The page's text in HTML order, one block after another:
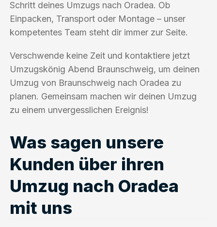
Schritt deines Umzugs nach Oradea. Ob
Einpacken, Transport oder Montage – unser
kompetentes Team steht dir immer zur Seite.
Verschwende keine Zeit und kontaktiere jetzt
Umzugskönig Abend Braunschweig, um deinen
Umzug von Braunschweig nach Oradea zu
planen. Gemeinsam machen wir deinen Umzug
zu einem unvergesslichen Ereignis!
Was sagen unsere
Kunden über ihren
Umzug nach Oradea
mit uns